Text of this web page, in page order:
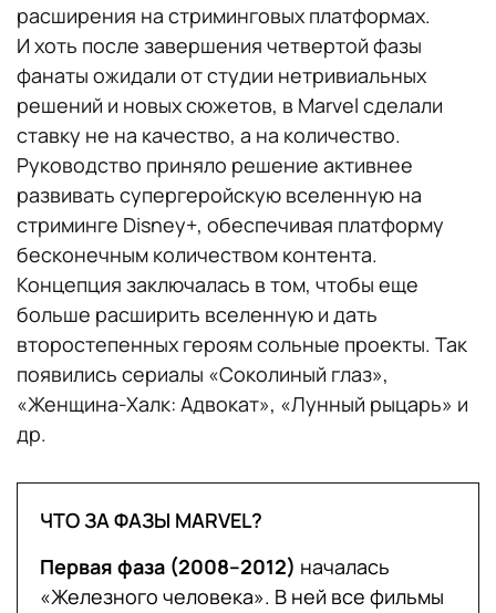
расширения на стриминговых платформах.
И хоть после завершения четвертой фазы
фанаты ожидали от студии нетривиальных
решений и новых сюжетов, в Marvel сделали
ставку не на качество, а на количество.
Руководство приняло решение активнее
развивать супергеройскую вселенную на
стриминге Disney+, обеспечивая платформу
бесконечным количеством контента.
Концепция заключалась в том, чтобы еще
больше расширить вселенную и дать
второстепенных героям сольные проекты. Так
появились сериалы «Соколиный глаз»,
«Женщина-Халк: Адвокат», «Лунный рыцарь» и
др.
ЧТО ЗА ФАЗЫ MARVEL?
Первая фаза (2008–2012) началась
«Железного человека». В ней все фильмы